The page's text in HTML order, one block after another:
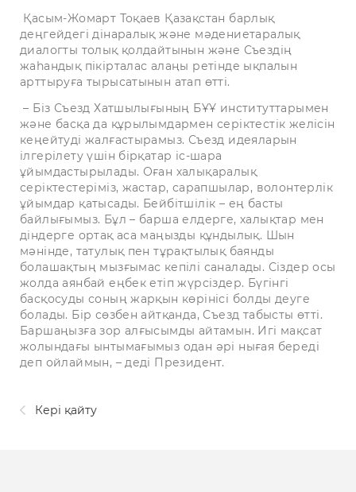
Қасым-Жомарт Тоқаев Қазақстан барлық
деңгейдегі дінаралық және мәдениетаралық
диалогты толық қолдайтынын және Съездің
жаһандық пікірталас алаңы ретінде ықпалын
арттыруға тырысатынын атап өтті.
– Біз Съезд Хатшылығының БҰҰ институттарымен
және басқа да құрылымдармен серіктестік желісін
кеңейтуді жалғастырамыз. Съезд идеяларын
ілгерілету үшін бірқатар іс-шара
ұйымдастырылады. Оған халықаралық
серіктестеріміз, жастар, сарапшылар, волонтерлік
ұйымдар қатысады. Бейбітшілік – ең басты
байлығымыз. Бұл – барша елдерге, халықтар мен
діндерге ортақ аса маңызды құндылық. Шын
мәнінде, татулық пен тұрақтылық баянды
болашақтың мызғымас кепілі саналады. Сіздер осы
жолда аянбай еңбек етіп жүрсіздер. Бүгінгі
басқосуды соның жарқын көрінісі болды деуге
болады. Бір сөзбен айтқанда, Съезд табысты өтті.
Баршаңызға зор алғысымды айтамын. Игі мақсат
жолындағы ынтымағымыз одан әрі нығая береді
деп ойлаймын, – деді Президент.
Кері қайту